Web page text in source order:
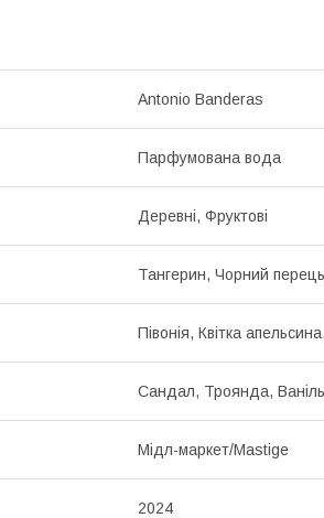
Antonio Banderas
Парфумована вода
Деревні, Фруктові
Тангерин, Чорний
Півонія, Квітка
Сандал, Троянда,
Мідл-маркет/Mastige
2024